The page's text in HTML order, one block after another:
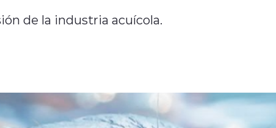
de la industria acuícola.